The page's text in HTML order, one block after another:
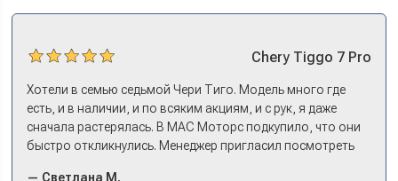
Chery Tiggo 7 Pro
Хотели в семью седьмой Чери Тиго. Модель много где
есть, и в наличии, и по всяким акциям, и с рук, я даже
сначала растерялась. В МАС Моторс подкупило, что они
быстро откликнулись. Менеджер пригласил посмотреть
— Светлана М.